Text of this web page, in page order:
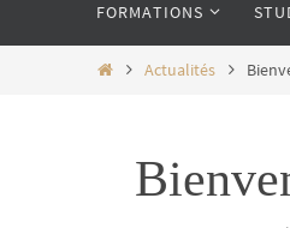
le
FORMATIONS
HomeActualités